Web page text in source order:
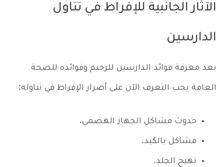
الآثار الجانبية للإفراط في تناول
الدارسين
بعد معرفة فوائد الدارسين للرجيم وفوائده للصحة
العامة يجب التعرف الآن على أضرار الإفراط في تناوله:
حدوث مشاكل الجهاز الهضمي.
مشاكل بالكبد.
تهيج الجلد.